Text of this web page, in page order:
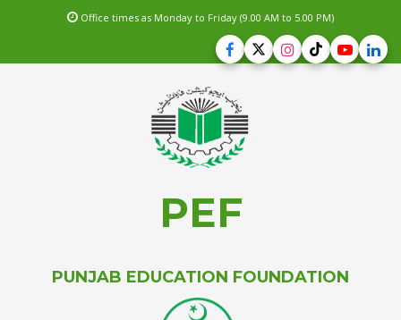
Office times as Monday to Friday (9.00 AM to 5.00 PM)
PEF
PUNJAB EDUCATION FOUNDATION